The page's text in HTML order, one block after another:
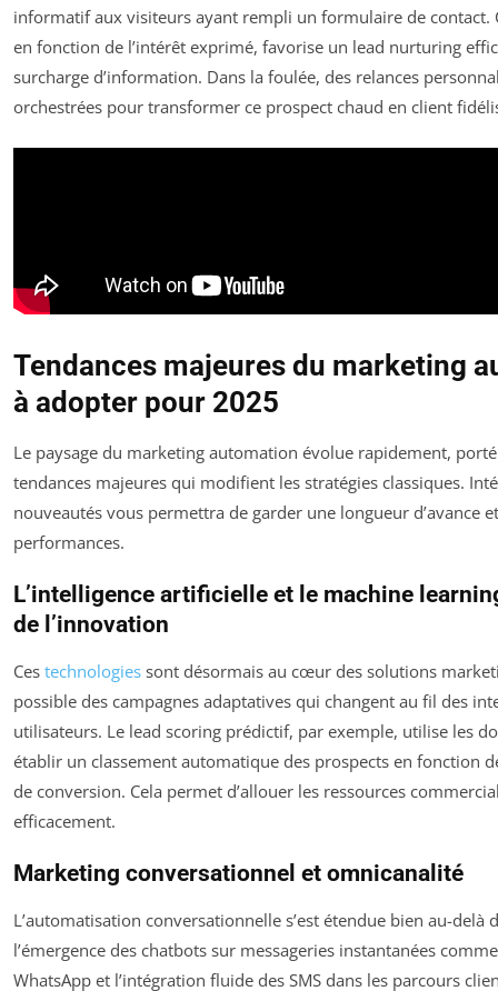
informatif aux visiteurs ayant rempli un formulaire de contact.
en fonction de l’intérêt exprimé, favorise un lead nurturing
surcharge d’information. Dans la foulée, des relances
orchestrées pour transformer ce prospect chaud en client
Tendances majeures du marketing
à adopter pour 2025
Le paysage du marketing automation évolue rapidement,
tendances majeures qui modifient les stratégies classiques.
nouveautés vous permettra de garder une longueur d’avance
performances.
L’intelligence artificielle et le machine
de l’innovation
Ces technologies sont désormais au cœur des solutions
possible des campagnes adaptatives qui changent au fil des
utilisateurs. Le lead scoring prédictif, par exemple, utilise les
établir un classement automatique des prospects en fonction
de conversion. Cela permet d’allouer les ressources
efficacement.
Marketing conversationnel et omnicanalité
L’automatisation conversationnelle s’est étendue bien au-delà
l’émergence des chatbots sur messageries instantanées
WhatsApp et l’intégration fluide des SMS dans les parcours